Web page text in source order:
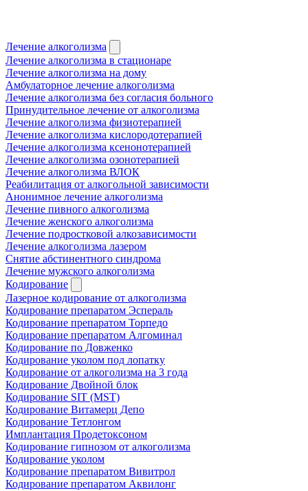
Лечение алкоголизма
Лечение алкоголизма в стационаре
Лечение алкоголизма на дому
Амбулаторное лечение алкоголизма
Лечение алкоголизма без согласия больного
Принудительное лечение от алкоголизма
Лечение алкоголизма физиотерапией
Лечение алкоголизма кислородотерапией
Лечение алкоголизма ксенонотерапией
Лечение алкоголизма озонотерапией
Лечение алкоголизма ВЛОК
Реабилитация от алкогольной зависимости
Анонимное лечение алкоголизма
Лечение пивного алкоголизма
Лечение женского алкоголизма
Лечение подростковой алкозависимости
Лечение алкоголизма лазером
Снятие абстинентного синдрома
Лечение мужского алкоголизма
Кодирование
Лазерное кодирование от алкоголизма
Кодирование препаратом Эспераль
Кодирование препаратом Торпедо
Кодирование препаратом Алгоминал
Кодирование по Довженко
Кодирование уколом под лопатку
Кодирование от алкоголизма на 3 года
Кодирование Двойной блок
Кодирование SIT (MST)
Кодирование Витамерц Депо
Кодирование Тетлонгом
Имплантация Продетоксоном
Кодирование гипнозом от алкоголизма
Кодирование уколом
Кодирование препаратом Вивитрол
Кодирование препаратом Аквилонг